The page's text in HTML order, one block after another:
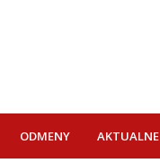
ODMENY AKTUALNE